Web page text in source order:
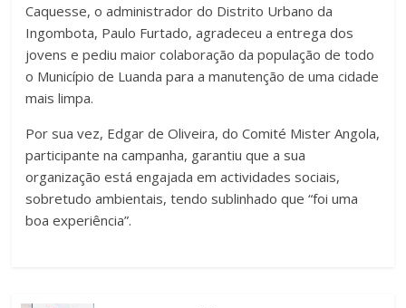
Caquesse, o administrador do Distrito Urbano da
Ingombota, Paulo Furtado, agradeceu a entrega dos
jovens e pediu maior colaboração da população de todo
o Município de Luanda para a manutenção de uma cidade
mais limpa.
Por sua vez, Edgar de Oliveira, do Comité Mister Angola,
participante na campanha, garantiu que a sua
organização está engajada em actividades sociais,
sobretudo ambientais, tendo sublinhado que “foi uma
boa experiência”.